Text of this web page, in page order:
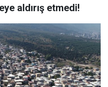
aldırış etmedi!